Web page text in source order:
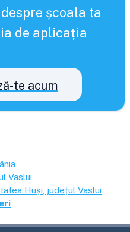
școala ta
de aplicația
te acum
Vaslui
Huși , județul Vaslui